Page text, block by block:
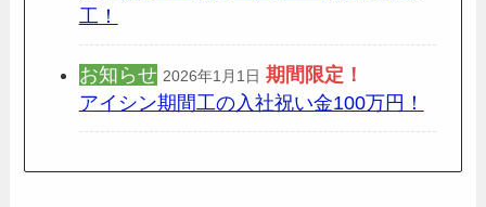
工！
お知らせ 2026年1月1日 期間限定 ！
アイシン期間工の入社祝い金100万円！